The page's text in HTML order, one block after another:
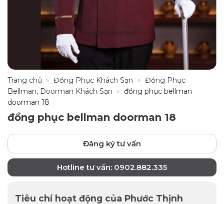
Trang chủ » Đồng Phục Khách Sạn » Đồng Phục
Bellman, Doorman Khách Sạn » đồng phục bellman
doorman 18
đồng phục bellman doorman 18
Đăng ký tư vấn
Hotline tư vấn: 0902.882.335
Tiêu chí hoạt động của Phước Thịnh